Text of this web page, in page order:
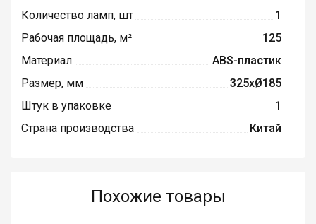
Количество ламп, шт
1
Рабочая площадь, м²
125
Материал
ABS-пластик
Размер, мм
325xØ185
Штук в упаковке
1
Страна производства
Китай
Похожие товары